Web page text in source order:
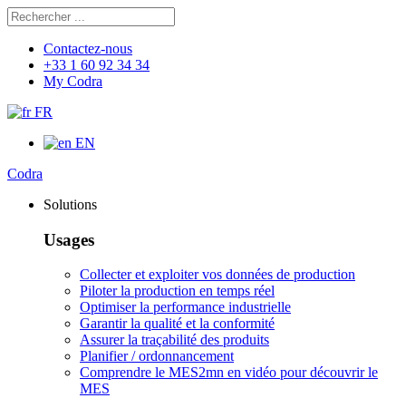
Rechercher
Contactez-nous
+33 1 60 92 34 34
My Codra
FR
EN
Codra
Solutions
Usages
Collecter et exploiter vos données de production
Piloter la production en temps réel
Optimiser la performance industrielle
Garantir la qualité et la conformité
Assurer la traçabilité des produits
Planifier / ordonnancement
Comprendre le MES2mn en vidéo pour découvrir le
MES